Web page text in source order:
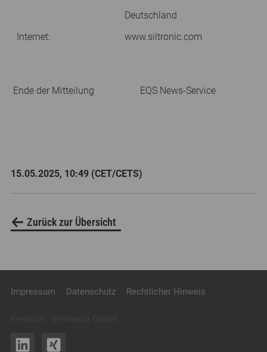
Deutschland
Internet:
www.siltronic.com
Ende der Mitteilung EQS News-Service
15.05.2025, 10:49 (CET/CETS)
Zurück zur Übersicht
Impressum Datenschutz Rechtlicher Hinweis